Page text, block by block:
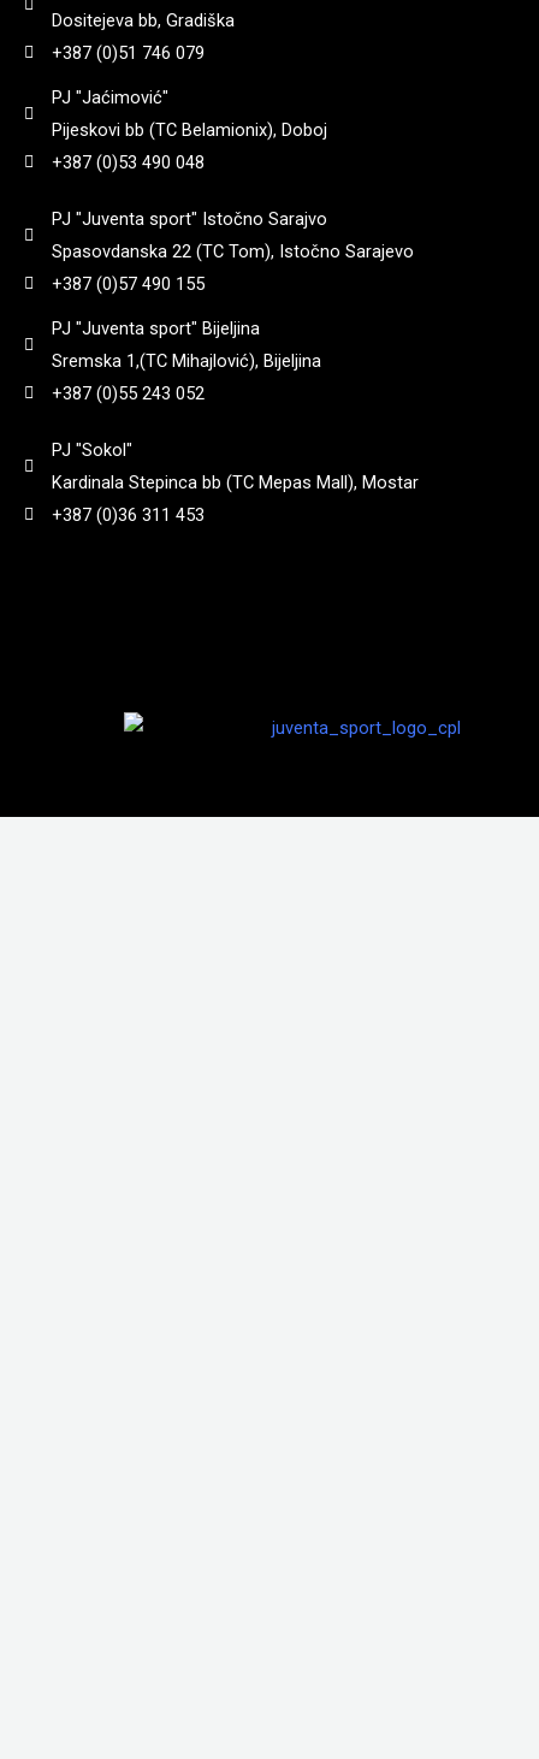
Dositejeva bb, Gradiška
+387 (0)51 746 079
PJ "Jaćimović"
Pijeskovi bb (TC Belamionix), Doboj
+387 (0)53 490 048
PJ "Juventa sport" Istočno Sarajvo
Spasovdanska 22 (TC Tom), Istočno Sarajevo
+387 (0)57 490 155
PJ "Juventa sport" Bijeljina
Sremska 1,(TC Mihajlović), Bijeljina
+387 (0)55 243 052
PJ "Sokol"
Kardinala Stepinca bb (TC Mepas Mall), Mostar
+387 (0)36 311 453